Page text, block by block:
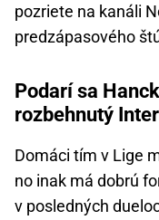
pozriete na kanáli
predzápasového
Podarí sa
rozbehnutý
Domáci tím v Lige
no inak má dobrú
v posledných